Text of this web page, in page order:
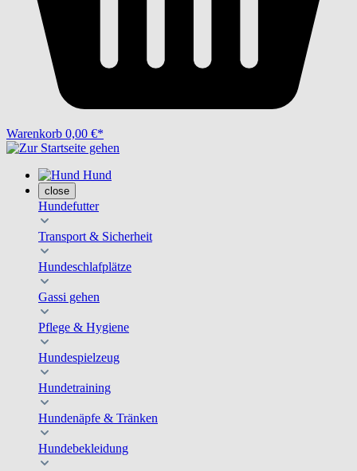
Warenkorb 0,00 €*
Hund
close
Hundefutter
Transport & Sicherheit
Hundeschlafplätze
Gassi gehen
Pflege & Hygiene
Hundespielzeug
Hundetraining
Hundenäpfe & Tränken
Hundebekleidung